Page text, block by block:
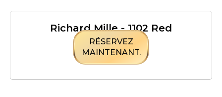
Richard Mille - 1102 Red
RÉSERVEZ
MAINTENANT.